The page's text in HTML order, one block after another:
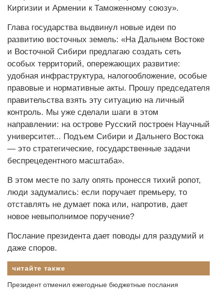
Киргизии и Армении к Таможенному союзу».
Глава государства выдвинул новые идеи по
развитию восточных земель: «На Дальнем Востоке
и Восточной Сибири предлагаю создать сеть
особых территорий, опережающих развитие:
удобная инфраструктура, налогообложение, особые
правовые и нормативные акты. Прошу председателя
правительства взять эту ситуацию на личный
контроль. Мы уже сделали шаги в этом
направлении: на острове Русский построен Научный
университет... Подъем Сибири и Дальнего Востока
— это стратегические, государственные задачи
беспрецедентного масштаба».
В этом месте по залу опять пронесся тихий ропот,
люди задумались: если поручает премьеру, то
отставлять не думает пока или, напротив, дает
новое невыполнимое поручение?
Послание президента дает ­поводы для раздумий и
даже споров.
читайте также
Президент отменил ежегодные бюджетные послания